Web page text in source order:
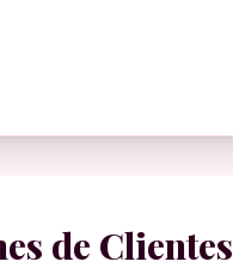
de Clientes